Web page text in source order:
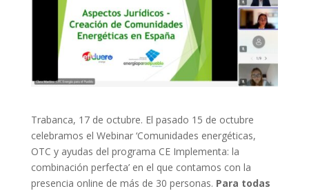
Trabanca, 17 de octubre. El pasado 15 de octubre
celebramos el Webinar ‘Comunidades energéticas,
OTC y ayudas del programa CE Implementa: la
combinación perfecta’ en el que contamos con la
presencia online de más de 30 personas. Para todas